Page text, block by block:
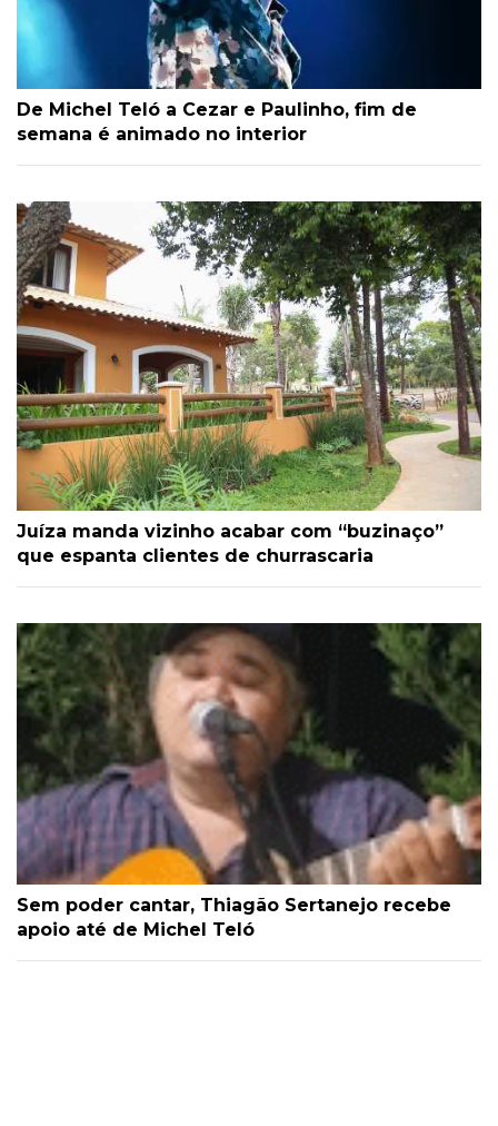
De Michel Teló a Cezar e Paulinho, fim de
semana é animado no interior
Juíza manda vizinho acabar com “buzinaço”
que espanta clientes de churrascaria
Sem poder cantar, Thiagão Sertanejo recebe
apoio até de Michel Teló